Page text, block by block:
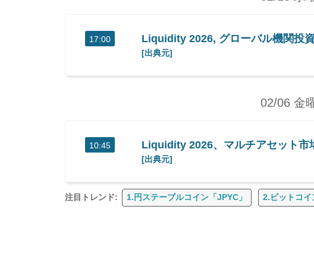
17:00 Liquidity 2026, グローバル機関投
[出典元]
02/06 金
10:45 Liquidity 2026、マルチアセット市
[出典元]
注目トレンド: 1.円ステーブルコイン「JPYC」 2.ビットコイ